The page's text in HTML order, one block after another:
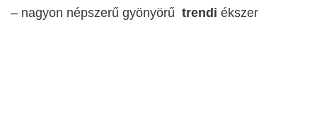
– nagyon népszerű gyönyörű trendi ékszer